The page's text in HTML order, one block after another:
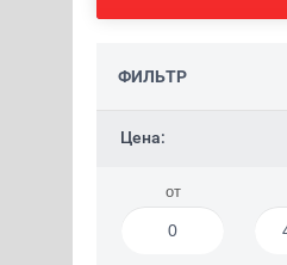
ФИЛЬТР
Цена:
от